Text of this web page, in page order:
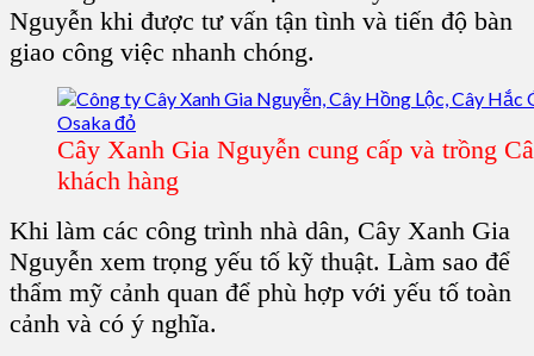
Nguyễn khi được tư vấn tận tình và tiến độ bàn
giao công việc nhanh chóng.
Cây Xanh Gia Nguyễn cung cấp và trồng
khách hàng
Khi làm các công trình nhà dân, Cây Xanh Gia
Nguyễn xem trọng yếu tố kỹ thuật. Làm sao để
thẩm mỹ cảnh quan để phù hợp với yếu tố toàn
cảnh và có ý nghĩa.